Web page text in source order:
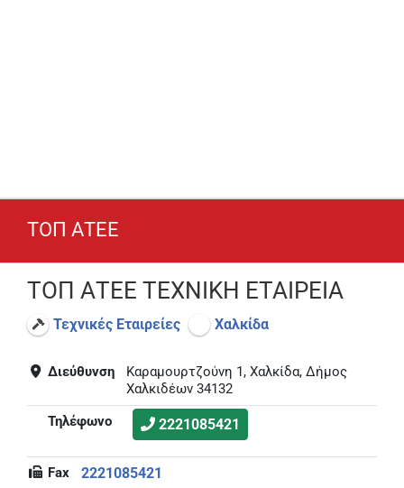
ΤΟΠ ΑΤΕΕ
ΤΟΠ ΑΤΕΕ ΤΕΧΝΙΚΗ ΕΤΑΙΡΕΙΑ
Τεχνικές Εταιρείες Χαλκίδα
Διεύθυνση
Καραμουρτζούνη 1, Χαλκίδα, Δήμος
Χαλκιδέων 34132
Τηλέφωνο
2221085421
Fax 2221085421